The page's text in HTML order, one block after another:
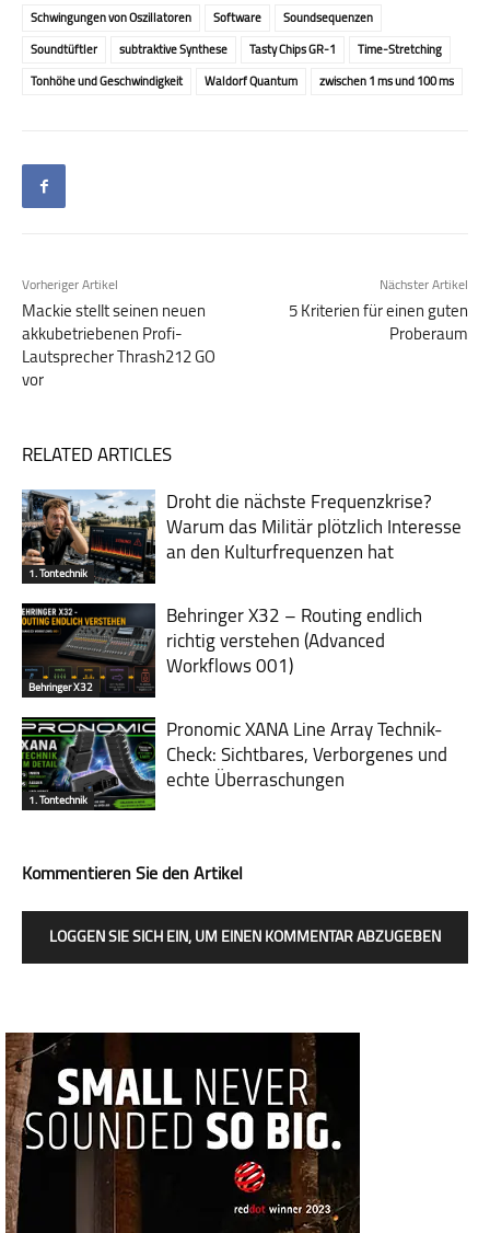
Schwingungen von Oszillatoren Software
Soundsequenzen
Soundtüftler
subtraktive Synthese Tasty Chips GR-1
Time-Stretching
Tonhöhe und Geschwindigkeit
Waldorf Quantum zwischen 1 ms und 100 ms
Vorheriger Artikel
Mackie stellt seinen neuen
akku­betriebenen Profi-
Lautsprecher Thrash212 GO
vor
Nächster Artikel
5 Kriterien für einen guten
Proberaum
RELATED ARTICLES
1. Tontechnik
Droht die nächste Frequenzkrise?
Warum das Mili­tär plötzlich Inte­resse
an den Kultur­fre­quen­zen hat
Behringer X32
Behringer X32 – Routing endlich
richtig verstehen (Advanced
Workflows 001)
1. Tontechnik
Pronomic XANA Line Array Technik-
Check: Sichtbares, Verborgenes und
echte Überraschungen
Kommentieren Sie den Artikel
LOGGEN SIE SICH EIN, UM EINEN KOMMENTAR ABZUGEBEN